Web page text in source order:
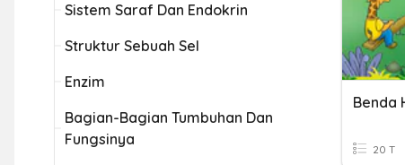
Sistem Saraf Dan Endokrin
Struktur Sebuah Sel
Enzim
Bagian-Bagian Tumbuhan Dan
Fungsinya
Benda
20 T